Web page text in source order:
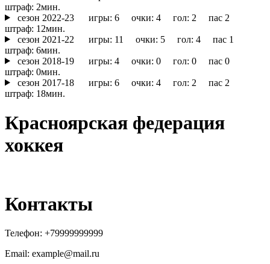
штраф: 2мин.
cезон 2022-23
игры: 6 очки: 4 гол: 2 пас 2
штраф: 12мин.
cезон 2021-22
игры: 11 очки: 5 гол: 4 пас 1
штраф: 6мин.
cезон 2018-19
игры: 4 очки: 0 гол: 0 пас 0
штраф: 0мин.
cезон 2017-18
игры: 6 очки: 4 гол: 2 пас 2
штраф: 18мин.
Красноярская федерация
хоккея
Контакты
Телефон: +79999999999
Email: example@mail.ru